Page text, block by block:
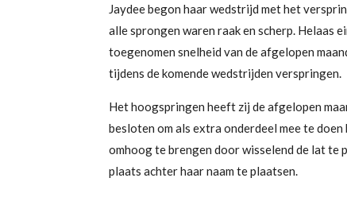
Jaydee begon haar wedstrijd met het
alle sprongen waren raak en scherp. Helaas
toegenomen snelheid van de afgelopen
tijdens de komende wedstrijden verspringen.
Het hoogspringen heeft zij de afgelopen
besloten om als extra onderdeel mee te
omhoog te brengen door wisselend de lat te
plaats achter haar naam te plaatsen.